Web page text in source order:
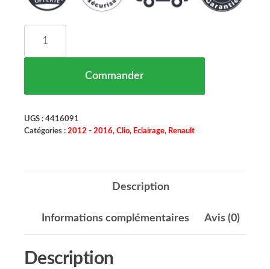
Commander
UGS : 4416091
Catégories : 2012 - 2016, Clio, Eclairage, Renault
Description
Informations complémentaires Avis (0)
Description